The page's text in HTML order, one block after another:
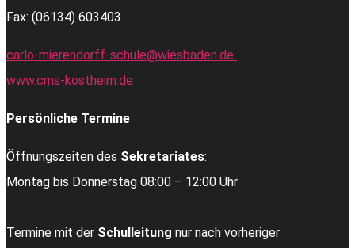
Fax: (06134) 603403
carlo-mierendorff-schule@wiesbaden.de
www.cms-kostheim.de
Persönliche Termine
Öffnungszeiten des Sekretariates:
Montag bis Donnerstag 08:00 – 12:00 Uhr
Termine mit der Schulleitung nur nach vorheriger